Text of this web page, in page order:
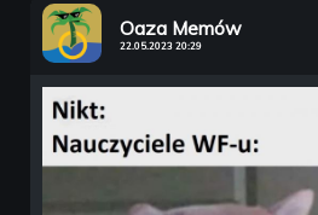
Oaza Memów
22.05.2023 20:29